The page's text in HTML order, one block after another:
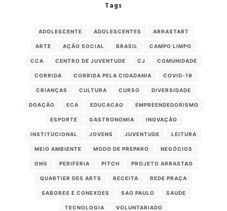
Tags
ADOLESCENTE ADOLESCENTES ARRASTART
ARTE AÇÃO SOCIAL BRASIL CAMPO LIMPO
CCA CENTRO DE JUVENTUDE CJ COMUNIDADE
CORRIDA CORRIDA PELA CIDADANIA COVID-19
CRIANÇAS CULTURA CURSO DIVERSIDADE
DOAÇÃO ECA EDUCACAO EMPREENDEDORISMO
ESPORTE GASTRONOMIA INOVAÇÃO
INSTITUCIONAL JOVENS JUVENTUDE LEITURA
MEIO AMBIENTE MODO DE PREPARO NEGÓCIOS
ONG PERIFERIA PITCH PROJETO ARRASTAO
QUARTIER DES ARTS RECEITA REDE PRAÇA
SABORES E CONEXOES SAO PAULO SAUDE
TECNOLOGIA VOLUNTARIADO